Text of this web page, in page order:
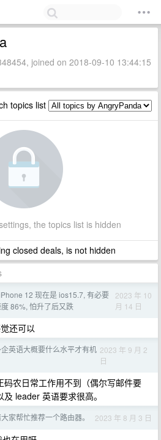
joined on 2018-09-10 13:44:15
topics list
the topics list is hidden
closed deals, is not hidden
12 现在是 ios15.7, 有必要
86%, 怕升了后又跌
2023 年 10
月 14 日
还可以
英语大概要什么水平才有机 2023 年 9 月 2
日
农日常工作用不到（偶尔写邮件要
leader 英语要求很高。
家帮忙推荐一个路由器。 2023 年 8 月 3 日